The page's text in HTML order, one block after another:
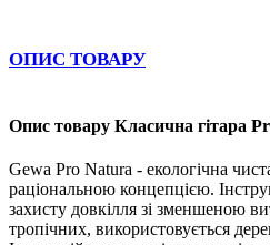
ОПИС ТОВАРУ
Опис товару Класична гітара
Gewa Pro Natura - екологічна
раціональною концепцією.
захисту довкілля зі зменшеною
тропічних, використовується